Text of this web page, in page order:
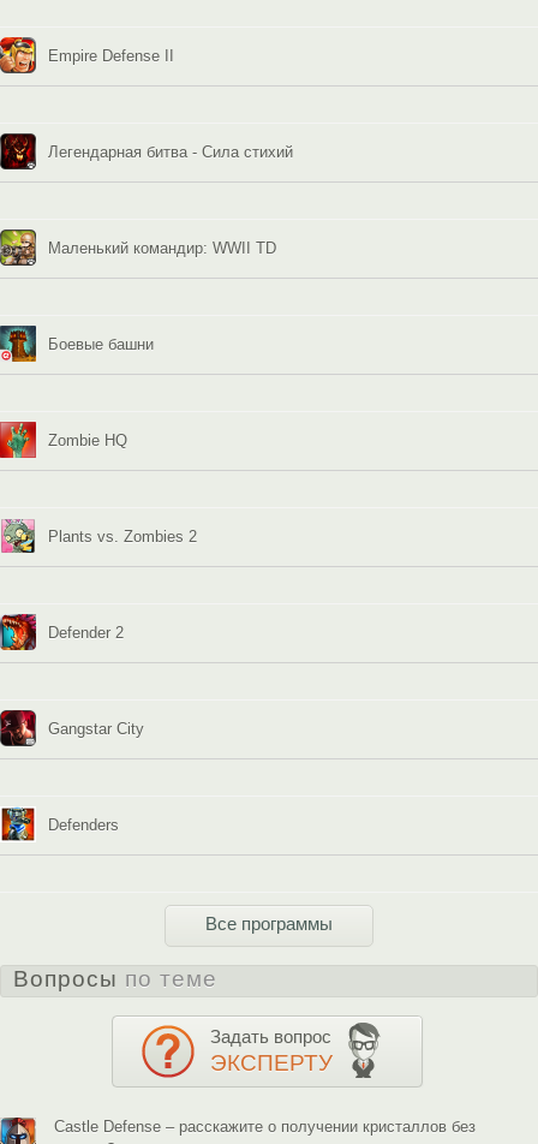
Empire Defense II
Легендарная битва - Сила стихий
Маленький командир: WWII TD
Боевые башни
Zombie HQ
Plants vs. Zombies 2
Defender 2
Gangstar City
Defenders
Все программы
Вопросы по теме
Задать вопрос
ЭКСПЕРТУ
Castle Defense – расскажите о получении кристаллов без